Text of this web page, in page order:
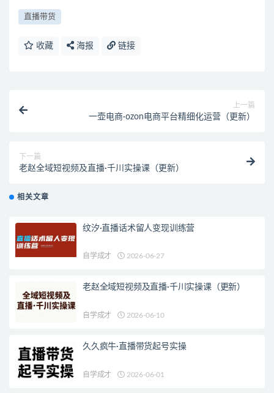
直播带货
收藏 海报 链接
上一篇
一壶电商·ozon电商平台精细化运营（更新）
下一篇
老赵全域短视频及直播·千川实操课（更新）
相关文章
纹汐·直播话术留人变现训练营
自学成才 2026-06-27
老赵全域短视频及直播·千川实操课（更新）
自学成才 2026-06-10
久久疯牛·直播带货起号实操
自学成才 2026-06-01